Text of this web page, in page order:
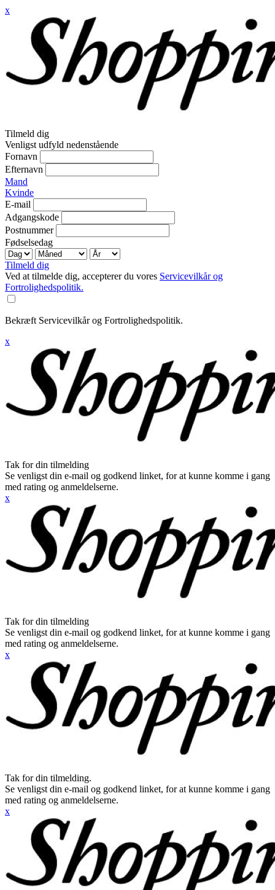
x
Tilmeld dig
Venligst udfyld nedenstående
Fornavn
Efternavn
Mand
Kvinde
E-mail
Adgangskode
Postnummer
Fødselsedag
Tilmeld dig
Ved at tilmelde dig, accepterer du vores Servicevilkår og
Fortrolighedspolitik.
Bekræft Servicevilkår og Fortrolighedspolitik.
x
Tak for din tilmelding
Se venligst din e-mail og godkend linket, for at kunne komme i gang
med rating og anmeldelserne.
x
Tak for din tilmelding
Se venligst din e-mail og godkend linket, for at kunne komme i gang
med rating og anmeldelserne.
x
Tak for din tilmelding.
Se venligst din e-mail og godkend linket, for at kunne komme i gang
med rating og anmeldelserne.
x